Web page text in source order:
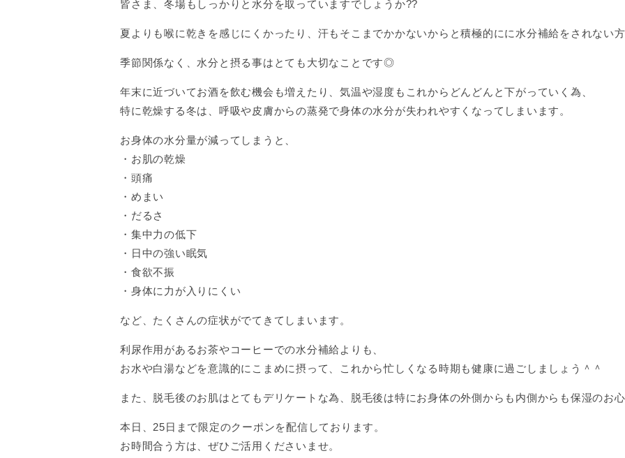
皆さま、冬場もしっかりと水分を取っていますでしょうか??
夏よりも喉に乾きを感じにくかったり、汗もそこまでかかないからと積極的にに水分補給をされない
季節関係なく、水分と摂る事はとても大切なことです◎
年末に近づいてお酒を飲む機会も増えたり、気温や湿度もこれからどんどんと下がっていく為、
特に乾燥する冬は、呼吸や皮膚からの蒸発で身体の水分が失われやすくなってしまいます。
お身体の水分量が減ってしまうと、
・お肌の乾燥
・頭痛
・めまい
・だるさ
・集中力の低下
・日中の強い眠気
・食欲不振
・身体に力が入りにくい
など、たくさんの症状がでてきてしまいます。
利尿作用があるお茶やコーヒーでの水分補給よりも、
お水や白湯などを意識的にこまめに摂って、これから忙しくなる時期も健康に過ごしましょう＾＾
また、脱毛後のお肌はとてもデリケートな為、脱毛後は特にお身体の外側からも内側からも保湿のお
本日、25日まで限定のクーポンを配信しております。
お時間合う方は、ぜひご活用くださいませ。